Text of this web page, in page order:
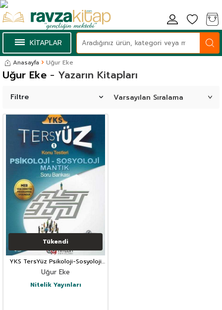
KİTAPLAR
Anasayfa Uğur Eke
- Yazarın Kitapları
Uğur Eke
Filtre
Tükendi
YKS TersYüz Psikoloji-Sosyoloji
Mantık Soru Bankası
Uğur Eke
Nitelik Yayınları